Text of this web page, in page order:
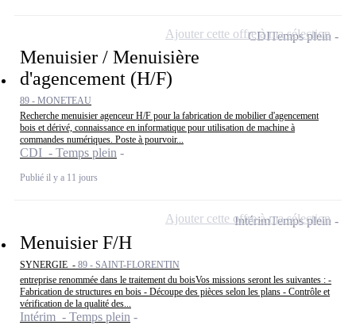
Menuisier / Menuisière
d'agencement (H/F)
89 - MONETEAU
Recherche menuisier agenceur H/F pour la fabrication de mobilier d'agencement
bois et dérivé, connaissance en informatique pour utilisation de machine à
commandes numériques. Poste à pourvoir...
CDI - Temps plein
Publié il y a 11 jours
CDITemps plein
Ajouter cette offre à ma sélection
Menuisier F/H
SYNERGIE - 89 - SAINT-FLORENTIN
entreprise renommée dans le traitement du boisVos missions seront les suivantes : -
Fabrication de structures en bois - Découpe des pièces selon les plans - Contrôle et
vérification de la qualité des...
Intérim - Temps plein
IntérimTemps plein
Ajouter cette offre à ma sélection